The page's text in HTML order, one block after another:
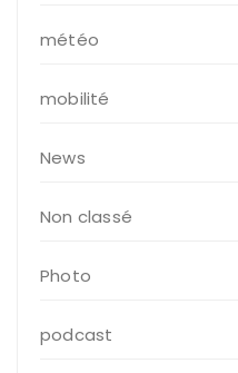
météo
mobilité
News
Non classé
Photo
podcast